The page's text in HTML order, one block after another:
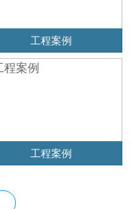
工程案例
工程案例